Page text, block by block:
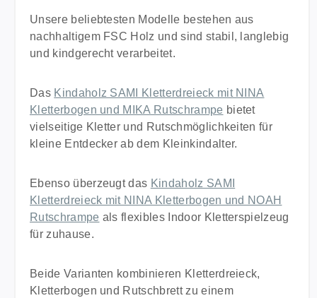
Unsere beliebtesten Modelle bestehen aus
nachhaltigem FSC Holz und sind stabil, langlebig
und kindgerecht verarbeitet.
Das Kindaholz SAMI Kletterdreieck mit NINA
Kletterbogen und MIKA Rutschrampe bietet
vielseitige Kletter und Rutschmöglichkeiten für
kleine Entdecker ab dem Kleinkindalter.
Ebenso überzeugt das Kindaholz SAMI
Kletterdreieck mit NINA Kletterbogen und NOAH
Rutschrampe als flexibles Indoor Kletterspielzeug
für zuhause.
Beide Varianten kombinieren Kletterdreieck,
Kletterbogen und Rutschbrett zu einem